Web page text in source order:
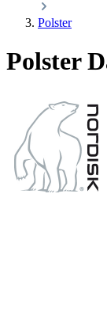
Polster
Polster